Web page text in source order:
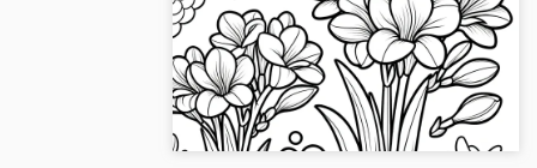
Hanki nyt korkealaatuinen freesian
värityskuva ilmaiseksi. Täydellinen
tulostettavaksi ja väritykseen. Kaunista
kotiasi!...